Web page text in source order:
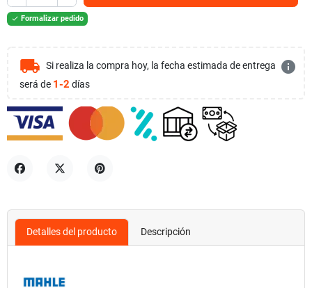
 Formalizar pedido
local_shipping Si realiza la compra hoy, la fecha estimada de entrega
será de 1-2 días
info
Detalles del producto Descripción